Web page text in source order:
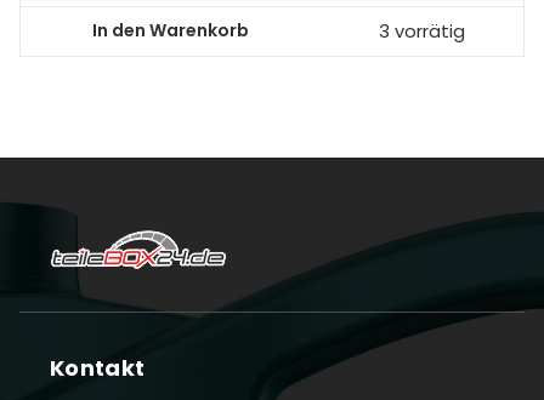
In den Warenkorb 3 vorrätig
Kontakt